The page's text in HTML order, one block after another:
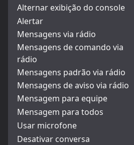
Alternar exibição do console
Alertar
Mensagens via rádio
Mensagens de comando via
rádio
Mensagens padrão via rádio
Mensagens de aviso via rádio
Mensagem para equipe
Mensagem para todos
Usar microfone
Desativar conversa